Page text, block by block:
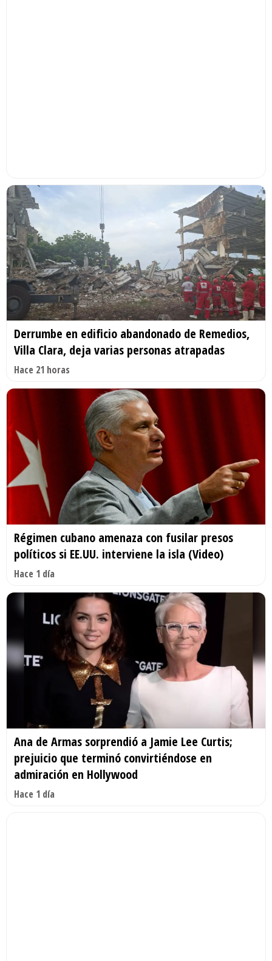
Derrumbe en edificio abandonado de Remedios,
Villa Clara, deja varias personas atrapadas
Hace 21 horas
Régimen cubano amenaza con fusilar presos
políticos si EE.UU. interviene la isla (Video)
Hace 1 día
Ana de Armas sorprendió a Jamie Lee Curtis;
prejuicio que terminó convirtiéndose en
admiración en Hollywood
Hace 1 día